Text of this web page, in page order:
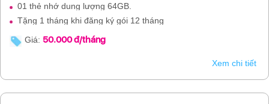
01 thẻ nhớ dung lượng 64GB.
Tặng 1 tháng khi đăng ký gói 12 tháng
Giá: 50.000 đ/tháng
Xem chi tiết